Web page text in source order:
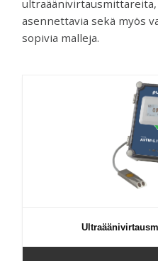
asennettavia sekä myös
sopivia malleja.